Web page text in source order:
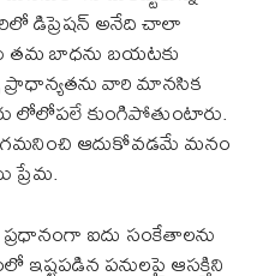
డిప్రెషన్ అనేది చాలా
తమ బాధను బయటకు
ప్రాధాన్యతను వారి మానసిక
లోలోపలే కుంగిపోతుంటారు.
గమనించి ఆదుకోవడమే మనం
ప్రేమ.
ప్రధానంగా ఐదు సంకేతాలను
పనులపై ఆసక్తిని